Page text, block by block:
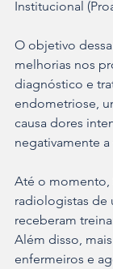
Institucional
O objetivo
melhorias nos
diagnóstico e
endometriose,
causa dores
negativamente
Até o momento,
radiologistas de
receberam
Além disso,
enfermeiros e